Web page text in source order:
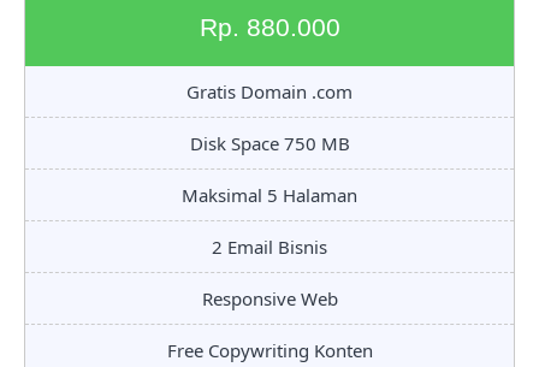
Rp. 880.000
Gratis Domain .com
Disk Space 750 MB
Maksimal 5 Halaman
2 Email Bisnis
Responsive Web
Free Copywriting Konten